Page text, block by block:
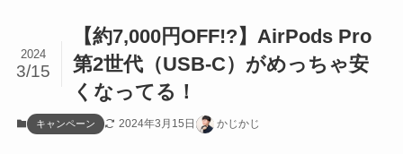
【約7,000円OFF!?】AirPods Pro
第2世代（USB-C）がめっちゃ安
くなってる！
2024
3/15
キャンペーン 2024年3月15日 かじかじ